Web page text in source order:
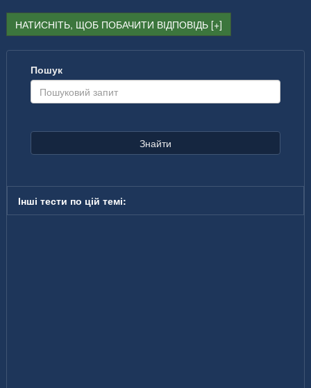
НАТИСНІТЬ, ЩОБ ПОБАЧИТИ ВІДПОВІДЬ
Пошук
Знайти
Інші тести по цій темі: